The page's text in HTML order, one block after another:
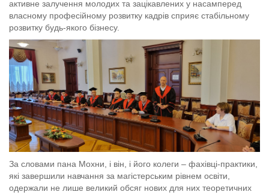
активне залучення молодих та зацікавлених у насамперед
власному професійному розвитку кадрів сприяє стабільному
розвитку будь-якого бізнесу.
За словами пана Мохни, і він, і його колеги – фахівці-практики,
які завершили навчання за магістерським рівнем освіти,
одержали не лише великий обсяг нових для них теоретичних